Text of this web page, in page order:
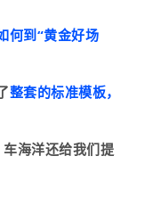
何到“黄金好场
整套的标准模板，
海洋还给我们提